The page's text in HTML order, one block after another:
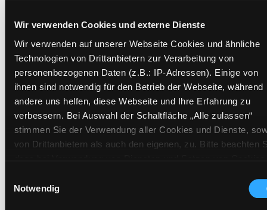
Wir verwenden Cookies und externe Dienste
Wir verwenden auf unserer Webseite Cookies und ähnliche
Technologien von Drittanbietern zur Verarbeitung von
personenbezogenen Daten (z.B.: IP-Adressen). Einige von
ihnen sind notwendig für den Betrieb der Webseite, während
andere uns helfen, diese Webseite und Ihre Erfahrung zu
verbessern. Bei Auswahl der Schaltfläche „Alle zulassen“
stimmen Sie der Verwendung aller Cookies und Dienste,
von Drittanbietern als auch den eigenen, zu. Bitte beachten
(Länder außerhalb des EWR ohne adäquates
Datenschutzniveau) stattfinden kann. In diesem
Notwendig
Exemplare
Zweigstelle:Mediathek
Signatur:TV.DG FUC
Standort 2:Ausleihe
Status: Verfügbar
Vorbestellungen: 0
Barcode: